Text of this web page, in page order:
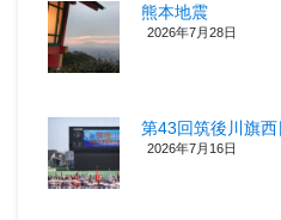
熊本地震
2026年7月28日
第43回筑後川旗
2026年7月16日